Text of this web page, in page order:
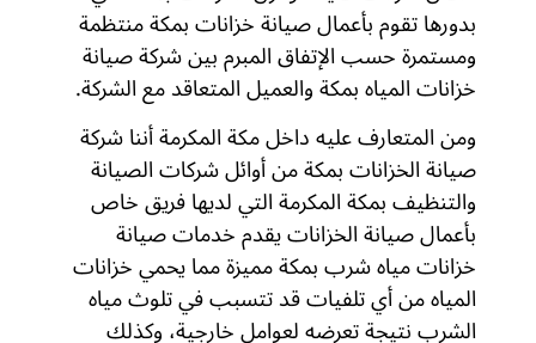
بدورها تقوم بأعمال صيانة خزانات بمكة منتظمة
ومستمرة حسب الإتفاق المبرم بين شركة صيانة
خزانات المياه بمكة والعميل المتعاقد مع الشركة.
ومن المتعارف عليه داخل مكة المكرمة أننا شركة
صيانة الخزانات بمكة من أوائل شركات الصيانة
والتنظيف بمكة المكرمة التي لديها فريق خاص
بأعمال صيانة الخزانات يقدم خدمات صيانة
خزانات مياه شرب بمكة مميزة مما يحمي خزانات
المياه من أي تلفيات قد تتسبب في تلوث مياه
الشرب نتيجة تعرضه لعوامل خارجية، وكذلك